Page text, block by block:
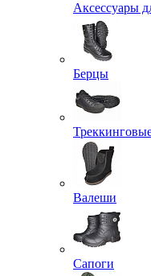
Аксессуары
Берцы
Валеши
Сапоги